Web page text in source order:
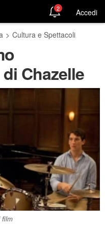
2 Accedi
> Cultura e Spettacoli
Chazelle
film